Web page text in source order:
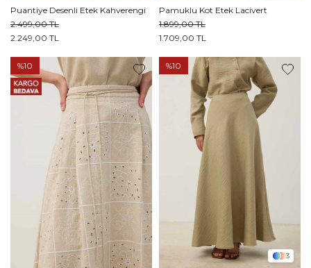
Puantiye Desenli Etek Kahverengi
2.249,00 TL
2.499,00 TL
Pamuklu Kot Etek Lacivert
1.709,00 TL
1.899,00 TL
%10
3
%10